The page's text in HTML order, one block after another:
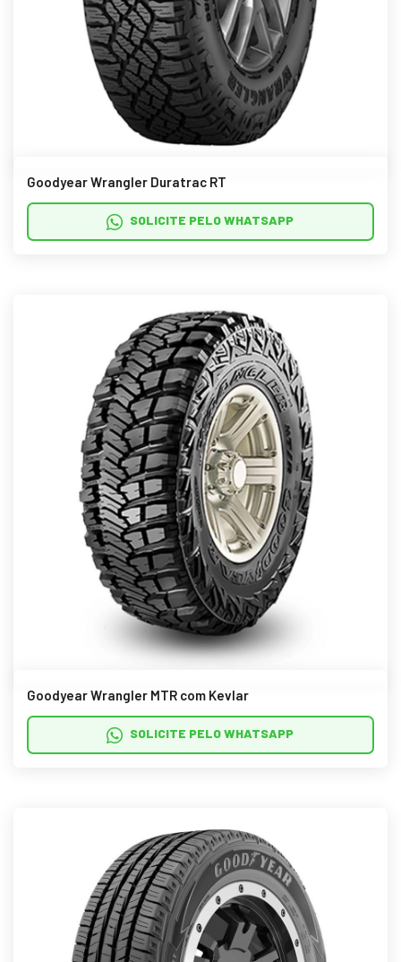
Goodyear Wrangler Duratrac RT
SOLICITE PELO WHATSAPP
Goodyear Wrangler MTR com Kevlar
SOLICITE PELO WHATSAPP